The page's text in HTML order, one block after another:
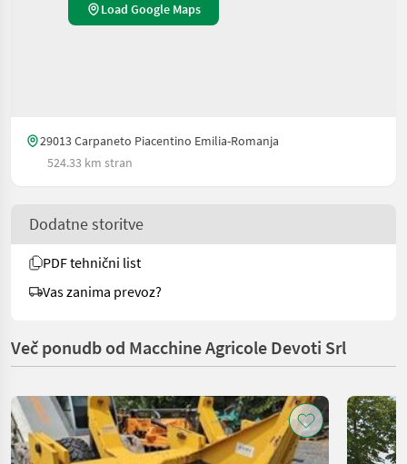
Load Google Maps
29013 Carpaneto Piacentino Emilia-Romanja
524.33 km stran
Dodatne storitve
PDF tehnični list
Vas zanima prevoz?
Več ponudb od Macchine Agricole Devoti Srl